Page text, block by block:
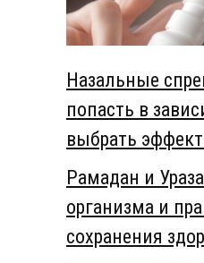
Назальные
попасть в
выбрать
Рамадан и
организма и
сохранения